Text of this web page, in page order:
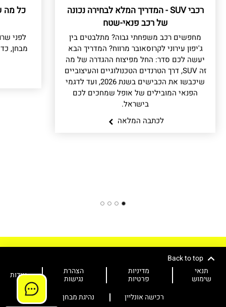
רכבי SUV - המדריך המלא לבחירה נכונה
של רכב פנאי-שטח
מחפשים רכב משפחתי גבוה? מתלבטים בין
ג'יפון עירוני לקרוסאובר מרווח? המדריך הבא
יעשה לכם סדר: החל מפיצוח ההגדרה של מה
זה SUV, דרך הטרנדים הטכנולוגיים והעיצוביים
שיכבשו את הכבישים בשנת 2026, ועד לדגמי
הפנאי המובילים של אופל שמחכים לכם
בישראל.
לכתבה המלאה
כל מה
לפני
מבחן,
1
2
3
4
Back to top
תנאי
שימוש
מדיניות
פרטיות
הצהרת
נגישות אודות
רכישה אונליין נהיגת מבחן